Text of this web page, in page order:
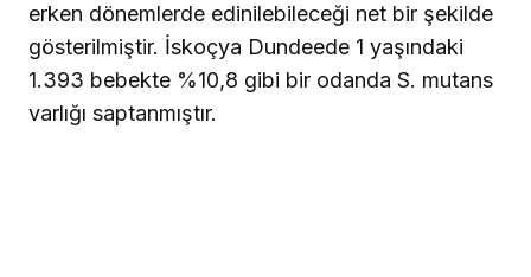
erken dönemlerde edinilebileceği net bir şekilde
gösterilmiştir. İskoçya Dundeede 1 yaşındaki
1.393 bebekte %10,8 gibi bir odanda S. mutans
varlığı saptanmıştır.